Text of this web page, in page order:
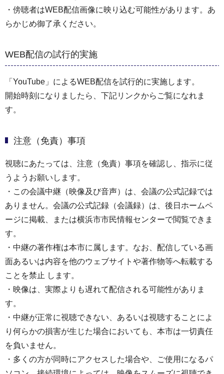
・傍聴者はWEB配信画像に映り込む可能性があります。あ
らかじめ御了承ください。
WEB配信の試行的実施
「YouTube」によるWEB配信を試行的に実施します。
開始時刻になりましたら、下記リンクからご覧になれま
す。
注意（免責）事項
視聴にあたっては、注意（免責）事項を確認し、指示に従
うようお願いします。
・この会議中継（映像及び音声）は、会議の公式記録では
ありません。会議の公式記録（会議録）は、後日ホームペ
ージに掲載、または横浜市市民情報センターで閲覧できま
す。
・中継の著作権は本市に属します。なお、配信している画
面あるいは内容を他のウェブサイトや著作物等へ転載する
ことを禁止 します。
・映像は、実際よりも遅れて配信される可能性がありま
す。
・中継が正常に視聴できない、あるいは視聴することによ
り何らかの損害が生じた場合においても、本市は一切責任
を負いません。
・多くの方が同時にアクセスした場合や、ご使用になるパ